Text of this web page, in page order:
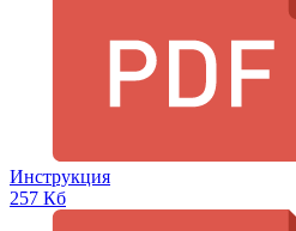
Инструкция
257 Кб